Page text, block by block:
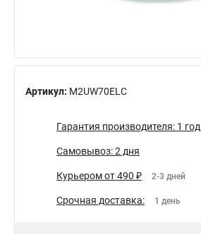
Артикул: M2UW70ELC
Гарантия производителя: 1 год
Самовывоз: 2 дня
Курьером от 490 ₽ 2-3 дней
Срочная доставка: 1 день